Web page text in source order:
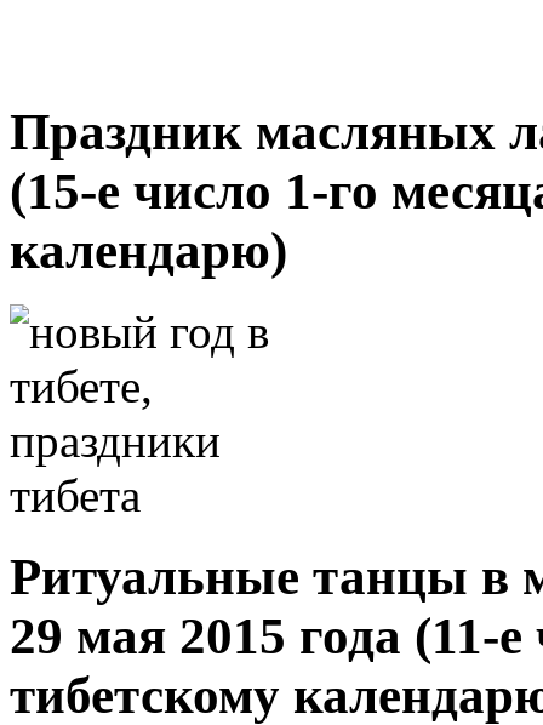
Праздник масляных
(15-е число 1-го
календарю)
Ритуальные танцы в
29 мая 2015 года (11-
тибетскому